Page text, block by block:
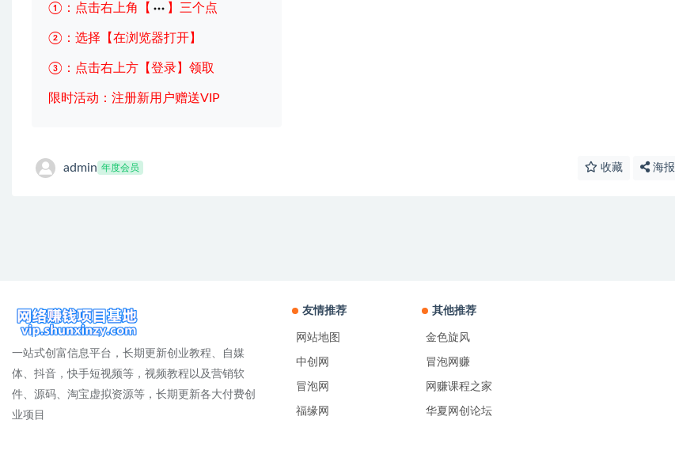
①：点击右上角【 】三个点
②：选择【在浏览器打开】
③：点击右上方【登录】领取
限时活动：注册新用户赠送VIP
admin 年度会员 收藏 海报
一站式创富信息平台，长期更新创业教程、自媒
体、抖音，快手短视频等，视频教程以及营销软
件、源码、淘宝虚拟资源等，长期更新各大付费创
业项目
友情推荐
网站地图
中创网
冒泡网
福缘网
其他推荐
金色旋风
冒泡网赚
网赚课程之家
华夏网创论坛